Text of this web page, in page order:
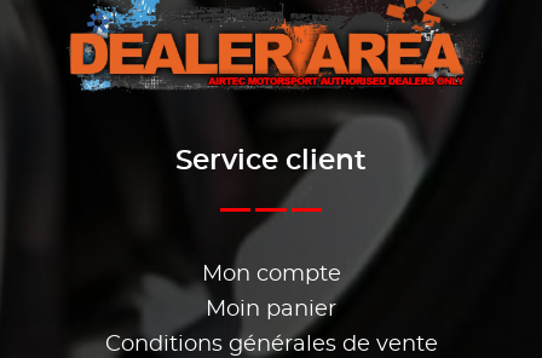
Service client
Mon compte
Moin panier
Conditions générales de vente